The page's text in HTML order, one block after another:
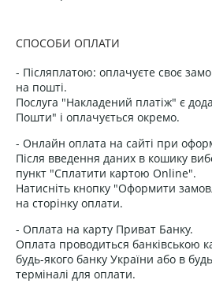
СПОСОБИ ОПЛАТИ
- Післяплатою: оплачуєте своє
на пошті.
Послуга "Накладений платіж" є
Пошти" і оплачується окремо.
- Онлайн оплата на сайті при
Після введення даних в кошику
пункт "Сплатити картою Online".
Натисніть кнопку "Оформити
на сторінку оплати.
- Оплата на карту Приват Банку.
Оплата проводиться банківською
будь-якого банку України або в
терміналі для оплати.